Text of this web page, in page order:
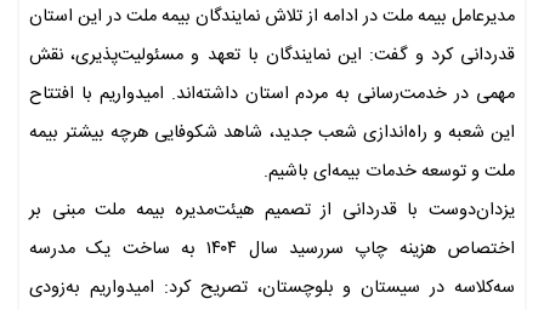
مدیرعامل بیمه ملت در ادامه از تلاش نمایندگان بیمه ملت در این استان
قدردانی کرد و گفت: این نمایندگان با تعهد و مسئولیت‌پذیری، نقش
مهمی در خدمت‌رسانی به مردم استان داشته‌اند. امیدواریم با افتتاح
این شعبه و راه‌اندازی شعب جدید، شاهد شکوفایی هرچه بیشتر بیمه
ملت و توسعه خدمات بیمه‌ای باشیم.
یزدان‌دوست با قدردانی از تصمیم هیئت‌مدیره بیمه ملت مبنی بر
اختصاص هزینه چاپ سررسید سال ۱۴۰۴ به ساخت یک مدرسه
سه‌کلاسه در سیستان و بلوچستان، تصریح کرد: امیدواریم به‌زودی